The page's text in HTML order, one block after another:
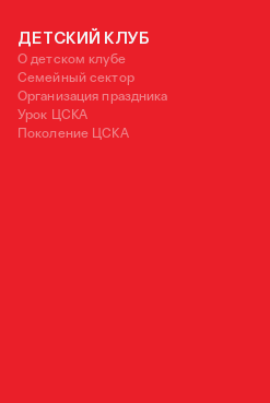
ДЕТСКИЙ КЛУБ
О детском клубе
Семейный сектор
Организация праздника
Урок ЦСКА
Поколение ЦСКА